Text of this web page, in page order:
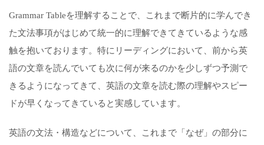
Grammar Tableを理解することで、これまで断片的に学んでき
た文法事項がはじめて統一的に理解できてきているような感
触を抱いております。特にリーディングにおいて、前から英
語の文章を読んでいても次に何が来るのかを少しずつ予測で
きるようになってきて、英語の文章を読む際の理解やスピー
ドが早くなってきていると実感しています。
英語の文法・構造などについて、これまで「なぜ」の部分に